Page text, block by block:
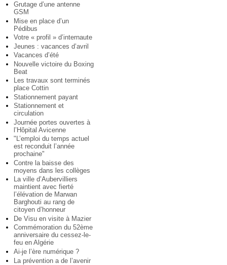
Grutage d’une antenne
GSM
Mise en place d’un
Pédibus
Votre « profil » d’internaute
Jeunes : vacances d’avril
Vacances d’été
Nouvelle victoire du Boxing
Beat
Les travaux sont terminés
place Cottin
Stationnement payant
Stationnement et
circulation
Journée portes ouvertes à
l’Hôpital Avicenne
"L’emploi du temps actuel
est reconduit l’année
prochaine"
Contre la baisse des
moyens dans les collèges
La ville d’Aubervilliers
maintient avec fierté
l’élévation de Marwan
Barghouti au rang de
citoyen d’honneur
De Visu en visite à Mazier
Commémoration du 52ème
anniversaire du cessez-le-
feu en Algérie
Ai-je l’ère numérique ?
La prévention a de l’avenir